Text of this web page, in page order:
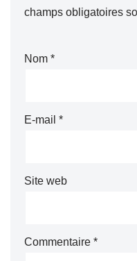
champs obligatoires
Nom *
E-mail *
Site web
Commentaire *